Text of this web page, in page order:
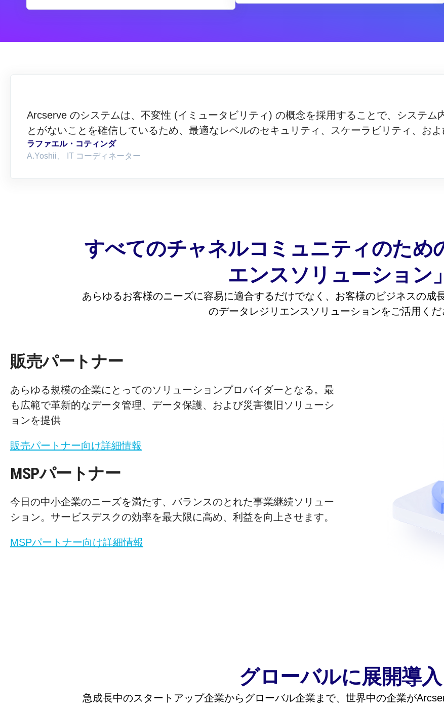
Arcserve のシステムは、不変性 (イミュータビリティ) の概念を採用することで、システム
とがないことを確信しているため、最適なレベルのセキュリティ、スケーラビリティ、お
ラファエル・コティンダ
A.Yoshii、 IT コーディネーター
すべてのチャネルコミュニティのため
エンスソリューション」
あらゆるお客様のニーズに容易に適合するだけでなく、お客様のビジネスの成
のデータレジリエンスソリューションをご活用くだ
販売パートナー
あらゆる規模の企業にとってのソリューションプロバイダーとなる。最
も広範で革新的なデータ管理、データ保護、および災害復旧ソリューシ
ョンを提供
販売パートナー向け詳細情報
MSPパートナー
今日の中小企業のニーズを満たす、バランスのとれた事業継続ソリュー
ション。サービスデスクの効率を最大限に高め、利益を向上させます。
MSPパートナー向け詳細情報
グローバルに展開導入
急成長中のスタートアップ企業からグローバル企業まで、世界中の企業が